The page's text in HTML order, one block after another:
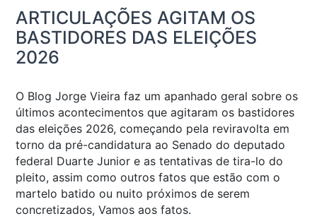
ARTICULAÇÕES AGITAM OS
BASTIDORES DAS ELEIÇÕES
2026
O Blog Jorge Vieira faz um apanhado geral sobre os
últimos acontecimentos que agitaram os bastidores
das eleições 2026, começando pela reviravolta em
torno da pré-candidatura ao Senado do deputado
federal Duarte Junior e as tentativas de tira-lo do
pleito, assim como outros fatos que estão com o
martelo batido ou nuito próximos de serem
concretizados, Vamos aos fatos.